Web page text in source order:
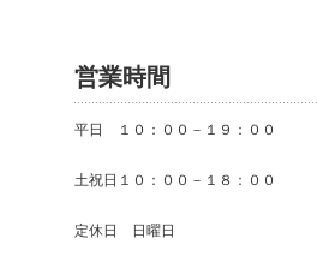
営業時間
平日 １０：００－１９：００
土祝日１０：００－１８：００
定休日 日曜日